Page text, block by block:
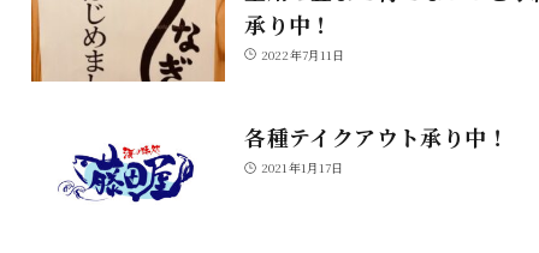
承り中！
2022年7月11日
各種テイクアウト承り中！
2021年1月17日